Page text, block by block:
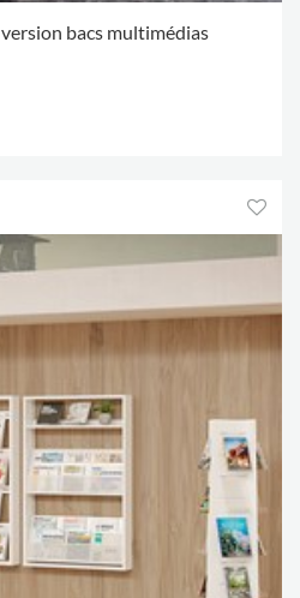
bacs multimédias